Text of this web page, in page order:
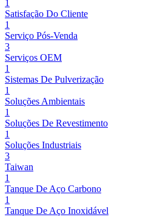
1
Satisfação Do Cliente
1
Serviço Pós-Venda
3
Serviços OEM
1
Sistemas De Pulverização
1
Soluções Ambientais
1
Soluções De Revestimento
1
Soluções Industriais
3
Taiwan
1
Tanque De Aço Carbono
1
Tanque De Aço Inoxidável